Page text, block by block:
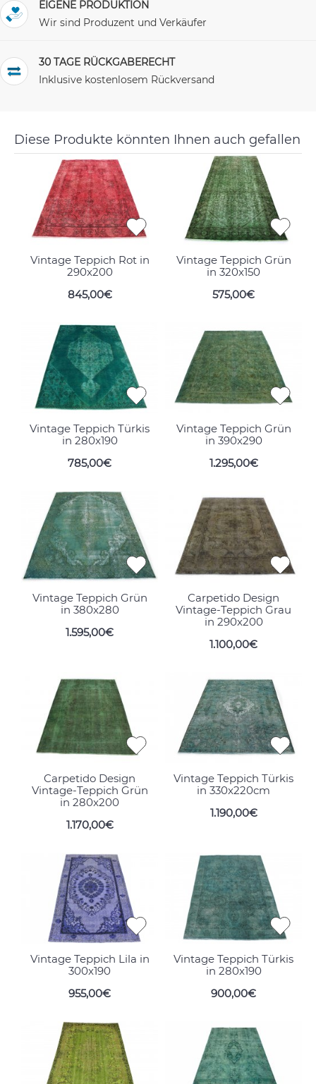
EIGENE PRODUKTION
Wir sind Produzent und Verkäufer
30 TAGE RÜCKGABERECHT
Inklusive kostenlosem Rückversand
Diese Produkte könnten Ihnen auch gefallen
Vintage Teppich Rot in
290x200
845,00€
Vintage Teppich Grün
in 320x150
575,00€
Vintage Teppich Türkis
in 280x190
785,00€
Vintage Teppich Grün
in 390x290
1.295,00€
Vintage Teppich Grün
in 380x280
1.595,00€
Carpetido Design
Vintage-Teppich Grau
in 290x200
1.100,00€
Carpetido Design
Vintage-Teppich Grün
in 280x200
1.170,00€
Vintage Teppich Türkis
in 330x220cm
1.190,00€
Vintage Teppich Lila in
300x190
955,00€
Vintage Teppich Türkis
in 280x190
900,00€